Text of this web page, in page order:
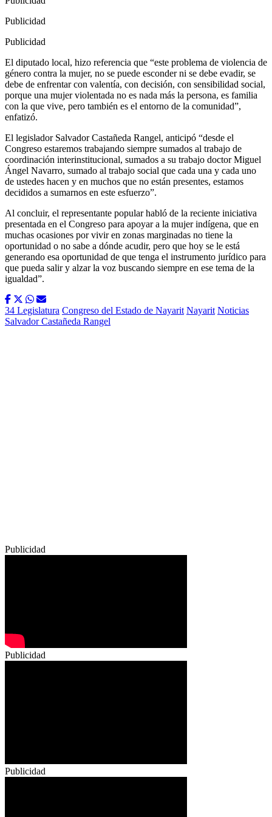
Publicidad
Publicidad
El diputado local, hizo referencia que “este problema de violencia de
género contra la mujer, no se puede esconder ni se debe evadir, se
debe de enfrentar con valentía, con decisión, con sensibilidad social,
porque una mujer violentada no es nada más la persona, es familia
con la que vive, pero también es el entorno de la comunidad”,
enfatizó.
El legislador Salvador Castañeda Rangel, anticipó “desde el
Congreso estaremos trabajando siempre sumados al trabajo de
coordinación interinstitucional, sumados a su trabajo doctor Miguel
Ángel Navarro, sumado al trabajo social que cada una y cada uno
de ustedes hacen y en muchos que no están presentes, estamos
decididos a sumarnos en este esfuerzo”.
Al concluir, el representante popular habló de la reciente iniciativa
presentada en el Congreso para apoyar a la mujer indígena, que en
muchas ocasiones por vivir en zonas marginadas no tiene la
oportunidad o no sabe a dónde acudir, pero que hoy se le está
generando esa oportunidad de que tenga el instrumento jurídico para
que pueda salir y alzar la voz buscando siempre en ese tema de la
igualdad”.
34 Legislatura Congreso del Estado de Nayarit Nayarit Noticias
Salvador Castañeda Rangel
Publicidad
Publicidad
Publicidad